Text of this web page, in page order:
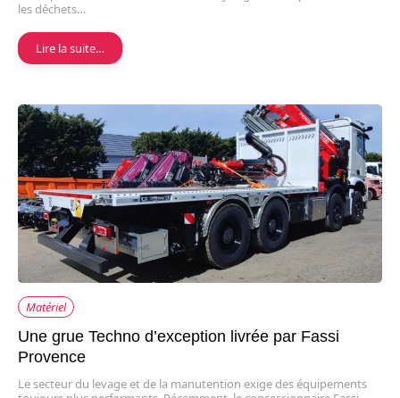
les déchets…
Lire la suite…
Matériel
Une grue Techno d’exception livrée par Fassi
Provence
Le secteur du levage et de la manutention exige des équipements